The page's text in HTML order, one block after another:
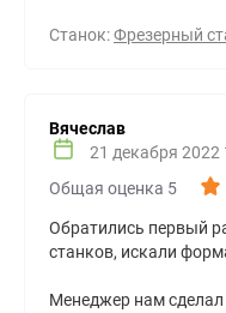
Станок:Фрезерный
Вячеслав
21 декабря 2022
Общая оценка 5
Обратились первый
станков, искали
Менеджер нам